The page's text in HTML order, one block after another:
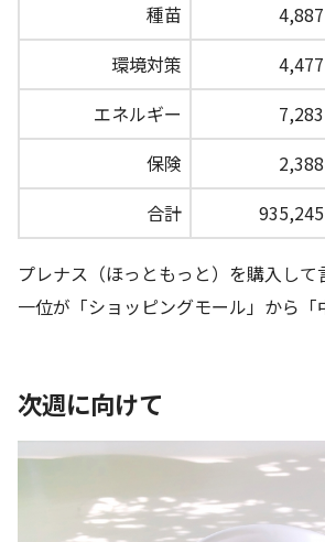
種苗
4,887
環境対策
4,477
エネルギー
7,283
保険
2,388
合計
935,245
プレナス（ほっともっと）を購入して
一位が「ショッピングモール」から「
次週に向けて